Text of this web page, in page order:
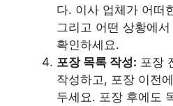
다. 이사 업체가 어떠
그리고 어떤 상황에
확인하세요.
포장 목록 작성: 포장
작성하고, 포장 이전
두세요. 포장 후에도